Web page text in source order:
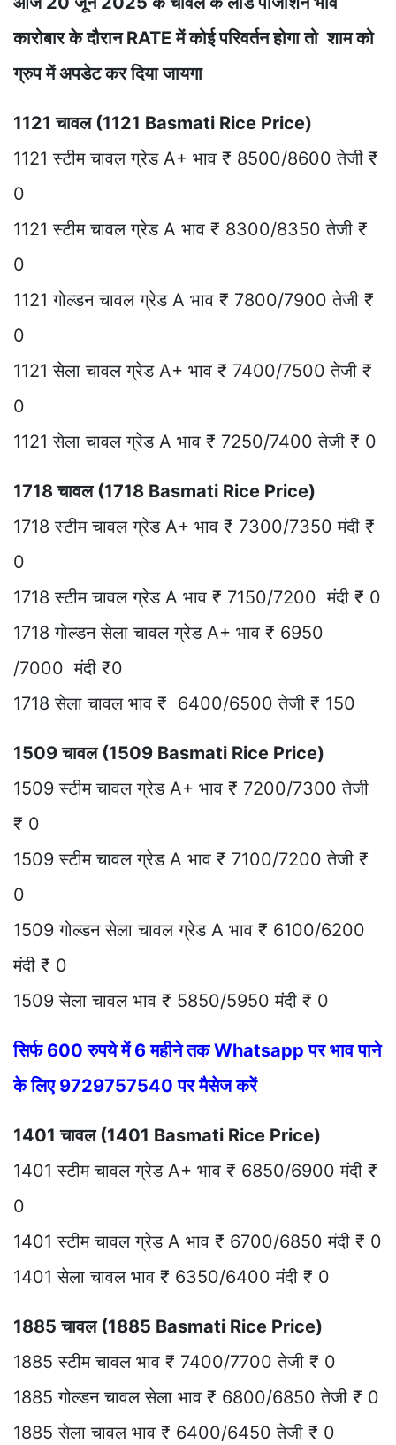
कारोबार के दौरान RATE में कोई परिवर्तन होगा तो शाम को
ग्रुप में अपडेट कर दिया जायगा
1121 चावल (1121 Basmati Rice Price)
1121 स्टीम चावल ग्रेड A+ भाव ₹ 8500/8600 तेजी ₹
0
1121 स्टीम चावल ग्रेड A भाव ₹ 8300/8350 तेजी ₹
0
1121 गोल्डन चावल ग्रेड A भाव ₹ 7800/7900 तेजी ₹
0
1121 सेला चावल ग्रेड A+ भाव ₹ 7400/7500 तेजी ₹
0
1121 सेला चावल ग्रेड A भाव ₹ 7250/7400 तेजी ₹ 0
1718 चावल (1718 Basmati Rice Price)
1718 स्टीम चावल ग्रेड A+ भाव ₹ 7300/7350 मंदी ₹
0
1718 स्टीम चावल ग्रेड A भाव ₹ 7150/7200 मंदी ₹ 0
1718 गोल्डन सेला चावल ग्रेड A+ भाव ₹ 6950
/7000 मंदी ₹0
1718 सेला चावल भाव ₹ 6400/6500 तेजी ₹ 150
1509 चावल (1509 Basmati Rice Price)
1509 स्टीम चावल ग्रेड A+ भाव ₹ 7200/7300 तेजी
₹ 0
1509 स्टीम चावल ग्रेड A भाव ₹ 7100/7200 तेजी ₹
0
1509 गोल्डन सेला चावल ग्रेड A भाव ₹ 6100/6200
मंदी ₹ 0
1509 सेला चावल भाव ₹ 5850/5950 मंदी ₹ 0
सिर्फ 600 रुपये में 6 महीने तक Whatsapp पर भाव पाने
के लिए 9729757540 पर मैसेज करें
1401 चावल (1401 Basmati Rice Price)
1401 स्टीम चावल ग्रेड A+ भाव ₹ 6850/6900 मंदी ₹
0
1401 स्टीम चावल ग्रेड A भाव ₹ 6700/6850 मंदी ₹ 0
1401 सेला चावल भाव ₹ 6350/6400 मंदी ₹ 0
1885 चावल (1885 Basmati Rice Price)
1885 स्टीम चावल भाव ₹ 7400/7700 तेजी ₹ 0
1885 गोल्डन चावल सेला भाव ₹ 6800/6850 तेजी ₹ 0
1885 सेला चावल भाव ₹ 6400/6450 तेजी ₹ 0